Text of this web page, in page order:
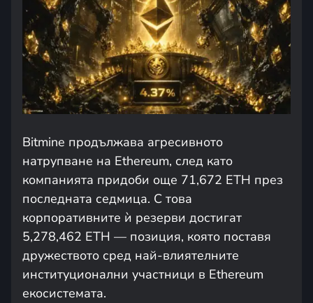
Bitmine продължава агресивното
натрупване на Ethereum, след като
компанията придоби още 71,672 ETH през
последната седмица. С това
корпоративните ѝ резерви достигат
5,278,462 ETH — позиция, която поставя
дружеството сред най-влиятелните
институционални участници в Ethereum
екосистемата.